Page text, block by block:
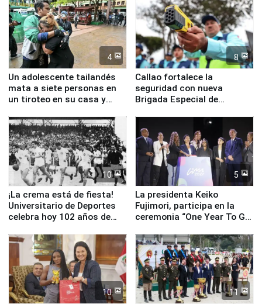
4
Un adolescente tailandés
mata a siete personas en
un tiroteo en su casa y
8
Callao fortalece la
seguridad con nueva
Brigada Especial de
equipamiento para
Serenazgo
10
¡La crema está de fiesta!
Universitario de Deportes
celebra hoy 102 años de
5
La presidenta Keiko
Fujimori, participa en la
ceremonia “One Year To Go
10 11